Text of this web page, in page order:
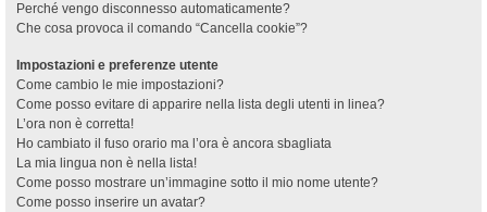
Perché vengo disconnesso automaticamente?
Che cosa provoca il comando “Cancella cookie”?
Impostazioni e preferenze utente
Come cambio le mie impostazioni?
Come posso evitare di apparire nella lista degli utenti in linea?
L’ora non è corretta!
Ho cambiato il fuso orario ma l’ora è ancora sbagliata
La mia lingua non è nella lista!
Come posso mostrare un’immagine sotto il mio nome utente?
Come posso inserire un avatar?